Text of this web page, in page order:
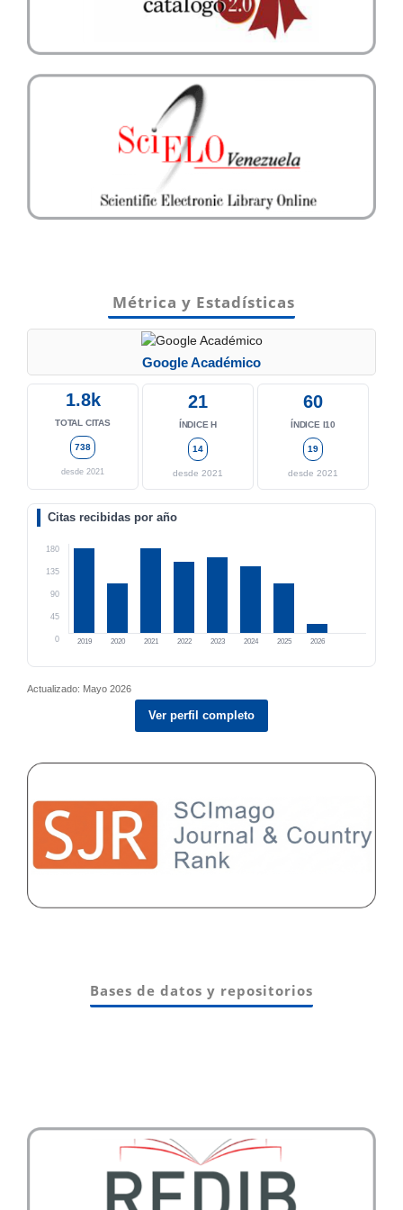
Métrica y Estadísticas
Google Académico
1.8k
TOTAL CITAS
738
desde 2021
21
ÍNDICE H
14
desde 2021
60
ÍNDICE I10
19
desde 2021
Citas recibidas por año
180
135
90
45
0 2019 2020 2021 2022 2023 2024 2025 2026
Actualizado: Mayo 2026
Ver perfil completo
Bases de datos y repositorios